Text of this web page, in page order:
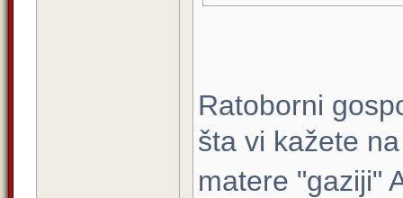
Ratoborni
šta vi kažete
matere "gaziji"